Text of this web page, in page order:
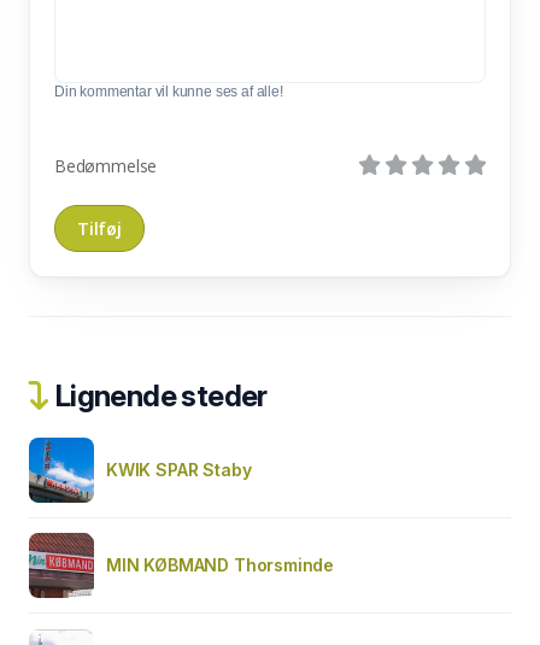
Din kommentar vil kunne ses af alle!
Bedømmelse
Lignende steder
KWIK SPAR Staby
MIN KØBMAND Thorsminde